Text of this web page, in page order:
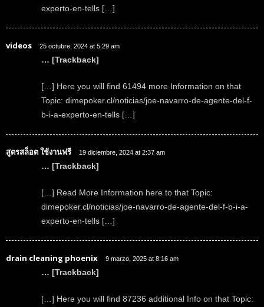
experto-en-tells […]
videos 25 octubre, 2024 at 5:29 am
… [Trackback]
[…] Here you will find 61494 more Information on that
Topic: dimepoker.cl/noticias/joe-navarro-de-agente-del-f-
b-i-a-experto-en-tells […]
สูตรสล็อต ใช้งานฟรี 19 diciembre, 2024 at 2:37 am
… [Trackback]
[…] Read More Information here to that Topic:
dimepoker.cl/noticias/joe-navarro-de-agente-del-f-b-i-a-
experto-en-tells […]
drain cleaning phoenix 9 marzo, 2025 at 8:16 am
… [Trackback]
[…] Here you will find 87236 additional Info on that Topic: